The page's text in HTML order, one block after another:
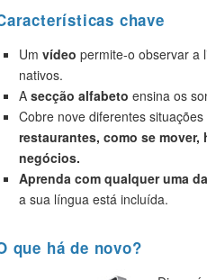
chave
Um vídeo permite-o observar a
nativos.
A secção alfabeto ensina os
Cobre nove diferentes
restaurantes, como se
negócios.
Aprenda com qualquer uma
a sua língua está incluída.
que há de novo?